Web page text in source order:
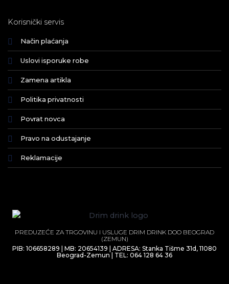
Korisnički servis
Način plaćanja
Uslovi isporuke robe
Zamena artikla
Politika privatnosti
Povrat novca
Pravo na odustajanje
Reklamacije
PREDUZEĆE ZA TRGOVINU I USLUGE DRIM DRINK DOO BEOGRAD
(ZEMUN)
PIB: 106658289 | MB: 20654139 | ADRESA: Stanka Tišme 31d, 11080
Beograd-Zemun | TEL: 064 128 64 36